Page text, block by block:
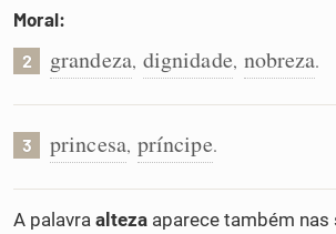
Conexões
Caça-palavras
Moral:
2 grandeza, dignidade, nobreza.
3 princesa, príncipe.
A palavra alteza aparece também nas